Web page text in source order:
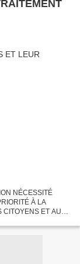
À LA
ET AUX